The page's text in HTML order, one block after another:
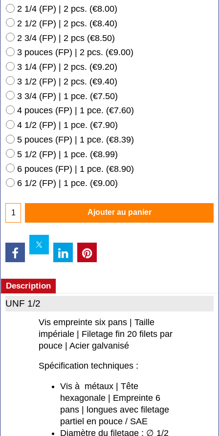
2 1/4 (FP) | 2 pcs. (€8.00)
2 1/2 (FP) | 2 pcs. (€8.40)
2 3/4 (FP) | 2 pcs (€8.50)
3 pouces (FP) | 2 pcs. (€9.00)
3 1/4 (FP) | 2 pcs. (€9.20)
3 1/2 (FP) | 2 pcs. (€9.40)
3 3/4 (FP) | 1 pce. (€7.50)
4 pouces (FP) | 1 pce. (€7.60)
4 1/2 (FP) | 1 pce. (€7.90)
5 pouces (FP) | 1 pce. (€8.39)
5 1/2 (FP) | 1 pce. (€8.99)
6 pouces (FP) | 1 pce. (€8.90)
6 1/2 (FP) | 1 pce. (€9.00)
Ajouter au panier
Description
UNF 1/2
Vis empreinte six pans | Taille
impériale | Filetage fin 20 filets par
pouce | Acier galvanisé
Spécification techniques :
Vis à métaux | Tête
hexagonale | Empreinte 6
pans | longues avec filetage
partiel en pouce / SAE
Diamètre du filetage : ∅ 1/2